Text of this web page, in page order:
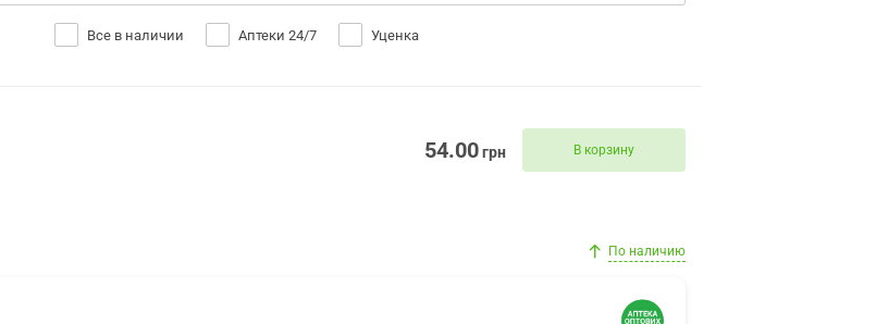
Все в наличии Аптеки 24/7 Уценка
54.00грн В корзину
По наличию